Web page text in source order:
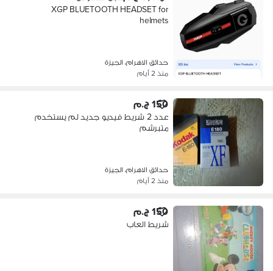
XGP BLUETOOTH HEADSET for
helmets
حدائق الاهرام، الجيزة
منذ 2 أيام
150 ج.م
عدد 2 شريط فيديو جديد لم يستخدم
متبرشم
حدائق الاهرام، الجيزة
منذ 2 أيام
150 ج.م
شريط العاب